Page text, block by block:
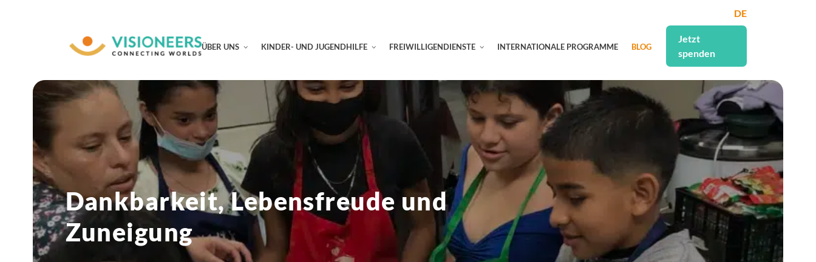
DE
ÜBER UNS KINDER- UND JUGENDHILFE FREIWILLIGENDIENSTE INTERNATIONALE PROGRAMME BLOG
Jetzt
spenden
Dankbarkeit, Lebensfreude und
Zuneigung